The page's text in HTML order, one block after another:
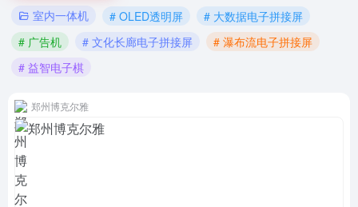
室内一体机 # OLED透明屏
# 大数据电子拼接屏
# 广告机
# 文化长廊电子拼接屏
# 瀑布流电子拼接屏
# 益智电子棋
郑州博克尔雅